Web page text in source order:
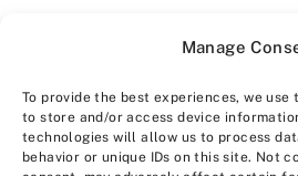
Manage
To provide the best experiences, we
to store and/or access device
technologies will allow us to process
behavior or unique IDs on this site. Not